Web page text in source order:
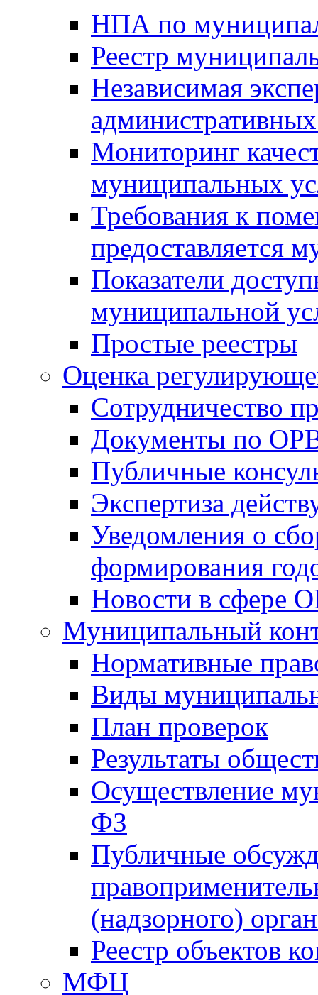
НПА по
Реестр
Независимая
Мониторинг
муниципальных
Требования к
предоставляется
Показатели
муниципальной
Простые реестры
Оценка
Сотрудничество
Документы по
Публичные
Экспертиза
Уведомления о
формирования
Новости в сфере
Муниципальный
Нормативные
Виды
План проверок
Результаты
Осуществление
ФЗ
Публичные
(надзорного)
Реестр объектов
МФЦ